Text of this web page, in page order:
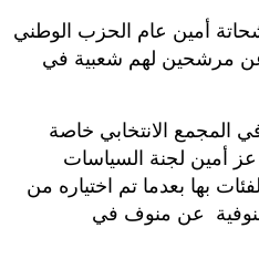
أمين عام الحزب الوطني
عن مرشحين لهم شعبية في
في المجمع الانتخابي خاصة
عز أمين لجنة السياسات
بها بعدما تم اختياره من
عن منوف في